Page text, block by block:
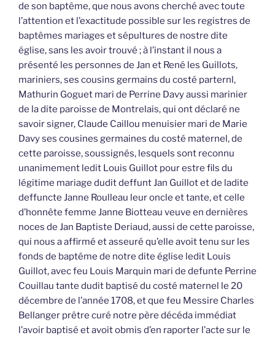
de son baptême, que nous avons cherché avec toute
l’attention et l’exactitude possible sur les registres de
baptêmes mariages et sépultures de nostre dite
église, sans les avoir trouvé ; à l’instant il nous a
présenté les personnes de Jan et René les Guillots,
mariniers, ses cousins germains du costé parternl,
Mathurin Goguet mari de Perrine Davy aussi marinier
de la dite paroisse de Montrelais, qui ont déclaré ne
savoir signer, Claude Caillou menuisier mari de Marie
Davy ses cousines germaines du costé maternel, de
cette paroisse, soussignés, lesquels sont reconnu
unanimement ledit Louis Guillot pour estre fils du
légitime mariage dudit deffunt Jan Guillot et de ladite
deffuncte Janne Roulleau leur oncle et tante, et celle
d’honnête femme Janne Biotteau veuve en dernières
noces de Jan Baptiste Deriaud, aussi de cette paroisse,
qui nous a affirmé et asseuré qu’elle avoit tenu sur les
fonds de baptême de notre dite église ledit Louis
Guillot, avec feu Louis Marquin mari de defunte Perrine
Couillau tante dudit baptisé du costé maternel le 20
décembre de l’année 1708, et que feu Messire Charles
Bellanger prêtre curé notre père décéda immédiat
l’avoir baptisé et avoit obmis d’en raporter l’acte sur le